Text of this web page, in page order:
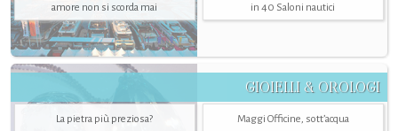
amore non si scorda mai
in 40 Saloni nautici
GIOIELLI & OROLOGI
La pietra più preziosa?
Maggi Officine, sott’acqua